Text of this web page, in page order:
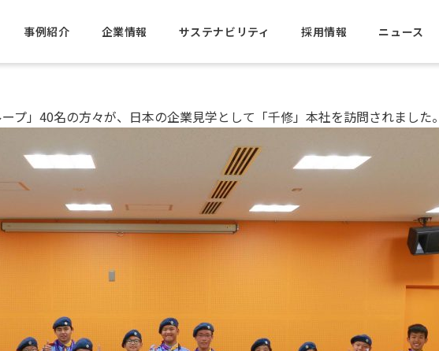
事例紹介 企業情報 サステナビリティ 採用情報 ニュース
がご来社されました（国際交流）
プ」40名の方々が、日本の企業見学として「千修」本社を訪問されました。